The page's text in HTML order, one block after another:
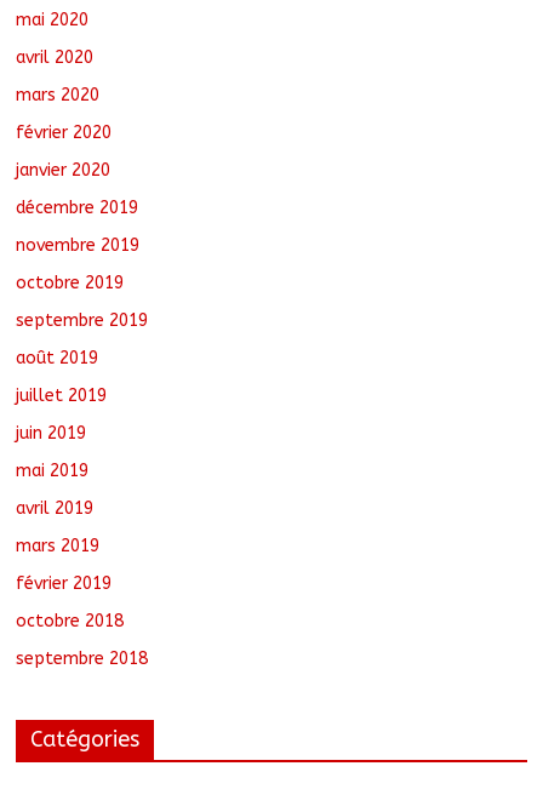
mai 2020
avril 2020
mars 2020
février 2020
janvier 2020
décembre 2019
novembre 2019
octobre 2019
septembre 2019
août 2019
juillet 2019
juin 2019
mai 2019
avril 2019
mars 2019
février 2019
octobre 2018
septembre 2018
Catégories